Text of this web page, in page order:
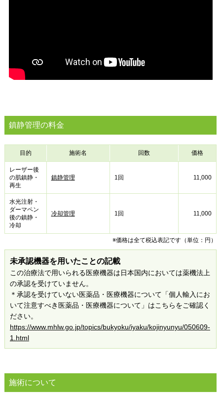
鎮静管理の料金
目的 施術名 回数 価格
レーザー後
の肌鎮静・
再生
鎮静管理 1回 11,000
水光注射・
ダーマペン
後の鎮静・
冷却
冷却管理 1回 11,000
※価格は全て税込表記です（単位：円）
未承認機器を用いたことの記載
この治療法で用いられる医療機器は日本国内においては薬機法上
の承認を受けていません。
＊承認を受けていない医薬品・医療機器について「個人輸入にお
いて注意すべき医薬品・医療機器について」はこちらをご確認く
ださい。
https://www.mhlw.go.jp/topics/bukyoku/iyaku/kojinyunyu/050609-
1.html
施術について